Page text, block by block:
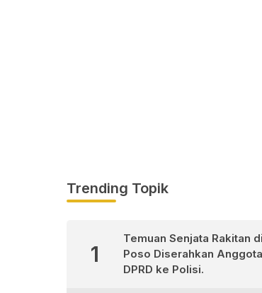
Trending Topik
1
Temuan Senjata Rakitan di
Poso Diserahkan Anggota
DPRD ke Polisi.